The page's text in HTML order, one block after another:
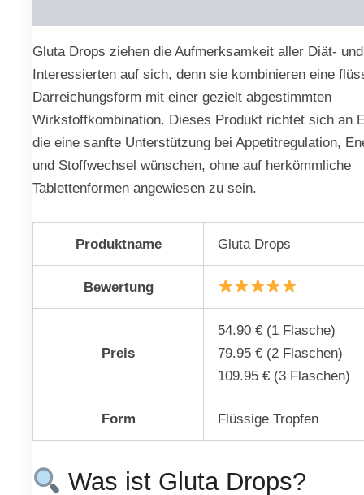
Gluta Drops ziehen die Aufmerksamkeit aller Diät-
Interessierten auf sich, denn sie kombinieren eine
Darreichungsform mit einer gezielt abgestimmten
Wirkstoffkombination. Dieses Produkt richtet sich an
die eine sanfte Unterstützung bei Appetitregulation,
und Stoffwechsel wünschen, ohne auf herkömmliche
Tablettenformen angewiesen zu sein.
Produktname Gluta Drops
Bewertung
Preis
54.90 € (1 Flasche)
79.95 € (2 Flaschen)
109.95 € (3 Flaschen)
Form Flüssige Tropfen
Was ist Gluta Drops?